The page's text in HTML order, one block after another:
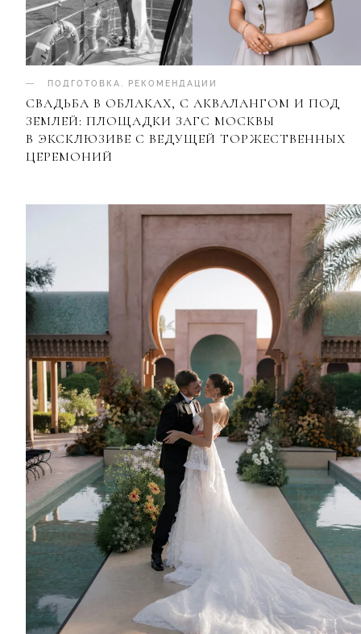
ПОДГОТОВКА РЕКОМЕНДАЦИИ
СВАДЬБА В ОБЛАКАХ, С АКВАЛАНГОМ И ПОД
ЗЕМЛЕЙ: ПЛОЩАДКИ ЗАГС МОСКВЫ
В ЭКСКЛЮЗИВЕ С ВЕДУЩЕЙ ТОРЖЕСТВЕННЫХ
ЦЕРЕМОНИЙ